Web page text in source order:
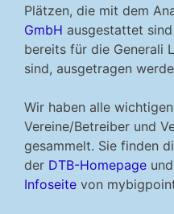
Plätzen, die mit dem
GmbH ausgestattet
bereits für die Generali
sind, ausgetragen
Wir haben alle
Vereine/Betreiber und
gesammelt. Sie finden
der DTB-Homepage
Infoseite von